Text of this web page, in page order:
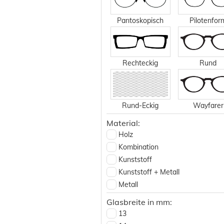
Joop
Kappa
KARL LAGERFELD
Kioto Nakamura
KLiiK
Kristian Olsen
LACOSTE
LaMatta
Lool
Marion Ramm
Masao
Menrad
Minions
Montana Eyewear
Moxxi
Nano
NIKE
Pantoskopisch
Rechteckig Rund
Rund-Eckig Wayfarer
Material:
Holz
Kombination
Kunststoff
Kunststoff + Metall
Metall
Spezial
Glasbreite in mm:
13